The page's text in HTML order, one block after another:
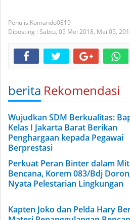
Komando0819
Diposting : Sabtu, 05 Mei 2018, Mei 05,
berita Rekomendasi
Wujudkan SDM Berkualitas:
Kelas I Jakarta Barat Berikan
Penghargaan kepada Pegawai
Berprestasi
Perkuat Peran Binter dalam
Bencana, Korem 083/Bdj
Nyata Pelestarian Lingkungan
Kapten Joko dan Pelda Hary